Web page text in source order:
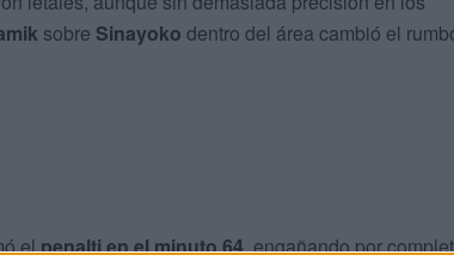
sobre Sinayoko dentro del área cambió el
elpenalti en el minuto 64, engañando por